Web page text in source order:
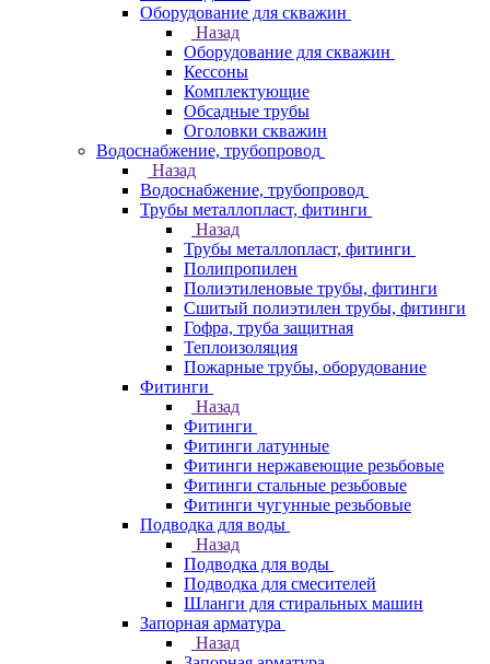
Оборудование для скважин
Назад
Оборудование для скважин
Кессоны
Комплектующие
Обсадные трубы
Оголовки скважин
Водоснабжение, трубопровод
Назад
Водоснабжение, трубопровод
Трубы металлопласт, фитинги
Назад
Трубы металлопласт, фитинги
Полипропилен
Полиэтиленовые трубы, фитинги
Сшитый полиэтилен трубы, фитинги
Гофра, труба защитная
Теплоизоляция
Пожарные трубы, оборудование
Фитинги
Назад
Фитинги
Фитинги латунные
Фитинги нержавеющие резьбовые
Фитинги стальные резьбовые
Фитинги чугунные резьбовые
Подводка для воды
Назад
Подводка для воды
Подводка для смесителей
Шланги для стиральных машин
Запорная арматура
Назад